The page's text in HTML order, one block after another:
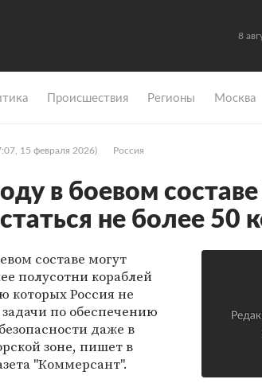
8
Происшествия Регионы Москва
15 февраля 2026) Россия
в боевом
не более 50
составе могут
полусотни кораблей
Россия не
по обеспечению
даже в
зоне, пишет в
"Коммерсант".